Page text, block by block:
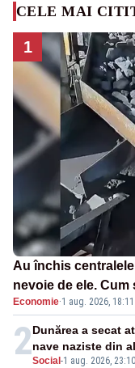
CELE MAI
1
Au închis
nevoie de ele.
energetică
Economie·1 aug. 2026, 18:11
2Social -1 aug. 2026, 23:10
Dunărea a secat
nave naziste din